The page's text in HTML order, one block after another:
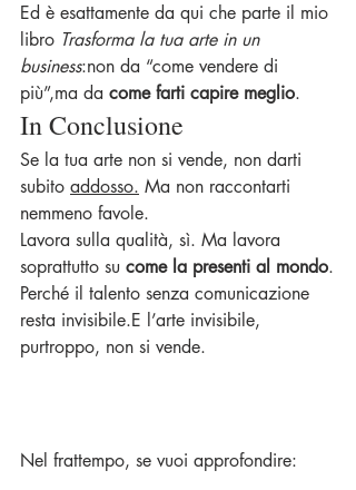
Ed è esattamente da qui che parte il mio
libro Trasforma la tua arte in un
business:non da “come vendere di
più”,ma da come farti capire meglio.
In Conclusione
Se la tua arte non si vende, non darti
subito addosso. Ma non raccontarti
nemmeno favole.
Lavora sulla qualità, sì. Ma lavora
soprattutto su come la presenti al mondo.
Perché il talento senza comunicazione
resta invisibile.E l’arte invisibile,
purtroppo, non si vende.
Nel frattempo, se vuoi approfondire: